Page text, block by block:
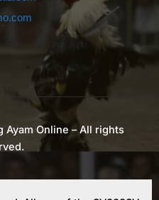
Ayam Online – All rights